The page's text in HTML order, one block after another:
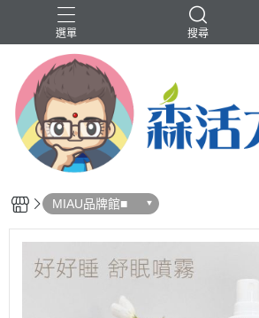
選單 搜尋
❤️洗沐護快選專區❤️ 歡樂智多星介紹
香水、香氛
MIAU品牌館■